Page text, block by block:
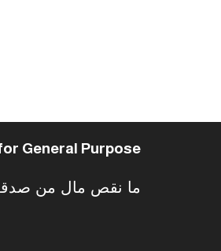
General Purpose
ما نقص مال من